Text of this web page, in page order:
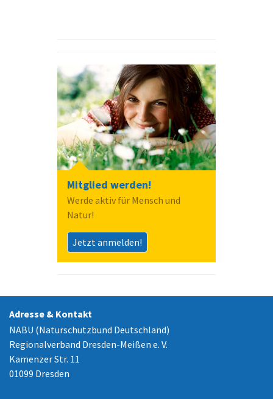
Mitglied werden!
Werde aktiv für Mensch und
Natur!
Jetzt anmelden!
Adresse & Kontakt
NABU (Naturschutzbund Deutschland)
Regionalverband Dresden-Meißen e. V.
Kamenzer Str. 11
01099 Dresden